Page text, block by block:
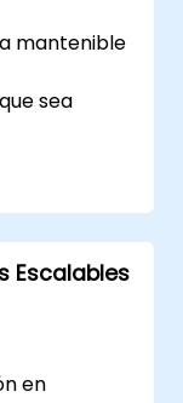
mantenible
sea
Escalables
en